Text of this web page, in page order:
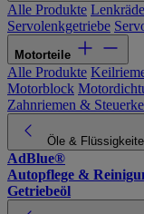
Alle Produkte
Servolenkgetriebe
Motorteile
Alle Produkte
Motorblock
Zahnriemen &
Öle &
AdBlue®
Autopflege &
Getriebeöl